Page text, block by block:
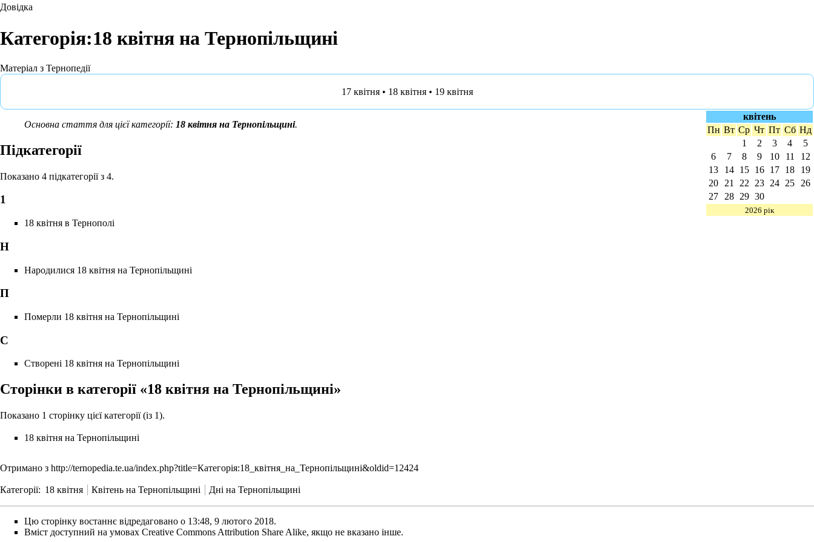
Довідка
Категорія:18 квітня на Тернопільщині
Матеріал з Тернопедії
17 квітня• 18 квітня• 19 квітня
квітень
Пн Вт Ср Чт Пт Сб Нд
1
2 3 4
5
6
7 8 9 10 11
12
13
14 15 16 17 18
19
20
21 22 23 24 25
26
27
28 29 30
2026 рік
Основна стаття для цієї категорії: 18 квітня на Тернопільщині.
Підкатегорії
Показано 4 підкатегорії з 4.
1
18 квітня в Тернополі
Н
Народилися 18 квітня на Тернопільщині
П
Померли 18 квітня на Тернопільщині
С
Створені 18 квітня на Тернопільщині
Сторінки в категорії «18 квітня на Тернопільщині»
Показано 1 сторінку цієї категорії (із 1).
18 квітня на Тернопільщині
Отримано з http://ternopedia.te.ua/index.php?title=Категорія:18_квітня_на_Тернопільщині&oldid=12424
Категорії: 18 квітня Квітень на Тернопільщині Дні на Тернопільщині
Цю сторінку востаннє відредаговано о 13:48, 9 лютого 2018.
Вміст доступний на умовах Creative Commons Attribution Share Alike, якщо не вказано інше.